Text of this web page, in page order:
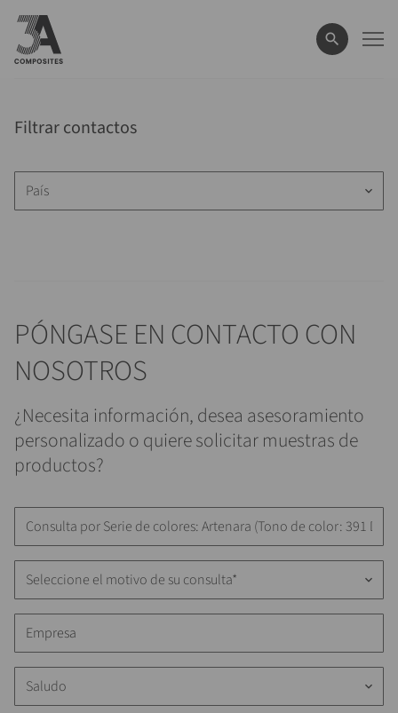
el
término
de
Filtrar contactos
País keyboard_arrow_down
PÓNGASE EN CONTACTO CON
NOSOTROS
¿Necesita información, desea asesoramiento
personalizado o quiere solicitar muestras de
productos?
Seleccione el motivo de su consulta* keyboard_arrow_down
Saludo keyboard_arrow_down